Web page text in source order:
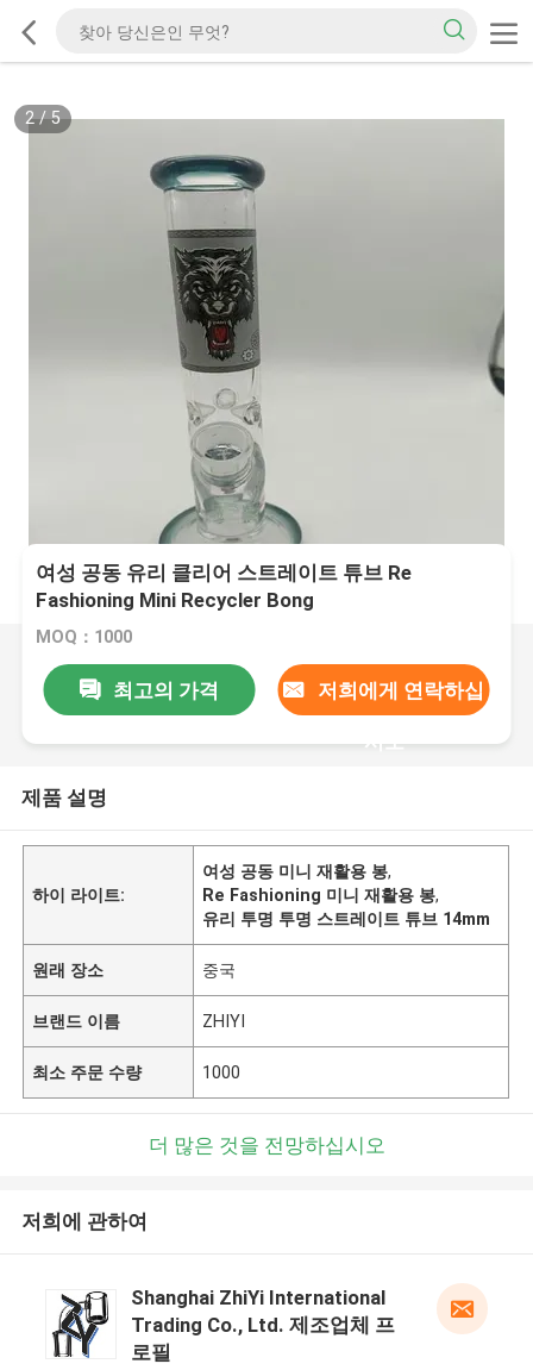
2/5
여성 공동 유리 클리어 스트레이트 튜브 Re
Fashioning Mini Recycler Bong
MOQ：1000
최고의 가격 저희에게 연락하십
시오
제품 설명
하이 라이트:
여성 공동 미니 재활용 봉,
Re Fashioning 미니 재활용 봉,
유리 투명 투명 스트레이트 튜브 14mm
원래 장소 중국
브랜드 이름 ZHIYI
최소 주문 수량 1000
더 많은 것을 전망하십시오
저희에 관하여
Shanghai ZhiYi International
Trading Co., Ltd. 제조업체 프
로필